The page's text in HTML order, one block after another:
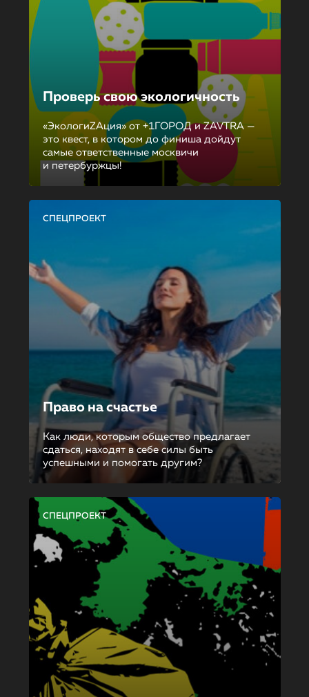
Проверь свою экологичность
«ЭкологиZAция» от +1ГОРОД и ZAVTRA —
это квест, в котором до финиша дойдут
самые ответственные москвичи
и петербуржцы!
СПЕЦПРОЕКТ
Право на счастье
Как люди, которым общество предлагает
сдаться, находят в себе силы быть
успешными и помогать другим?
СПЕЦПРОЕКТ